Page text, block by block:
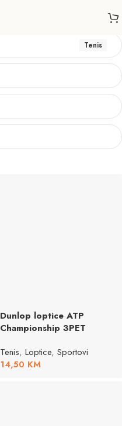
Tenis
Dunlop loptice ATP
Championship 3PET
Tenis, Loptice, Sportovi
14,50 KM